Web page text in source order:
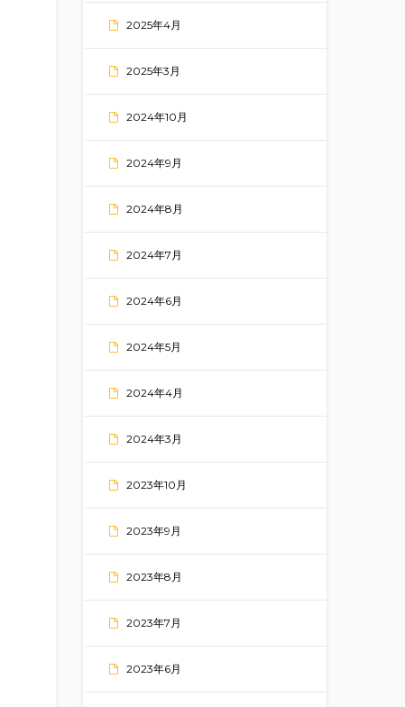
2025年4月
2025年3月
2024年10月
2024年9月
2024年8月
2024年7月
2024年6月
2024年5月
2024年4月
2024年3月
2023年10月
2023年9月
2023年8月
2023年7月
2023年6月